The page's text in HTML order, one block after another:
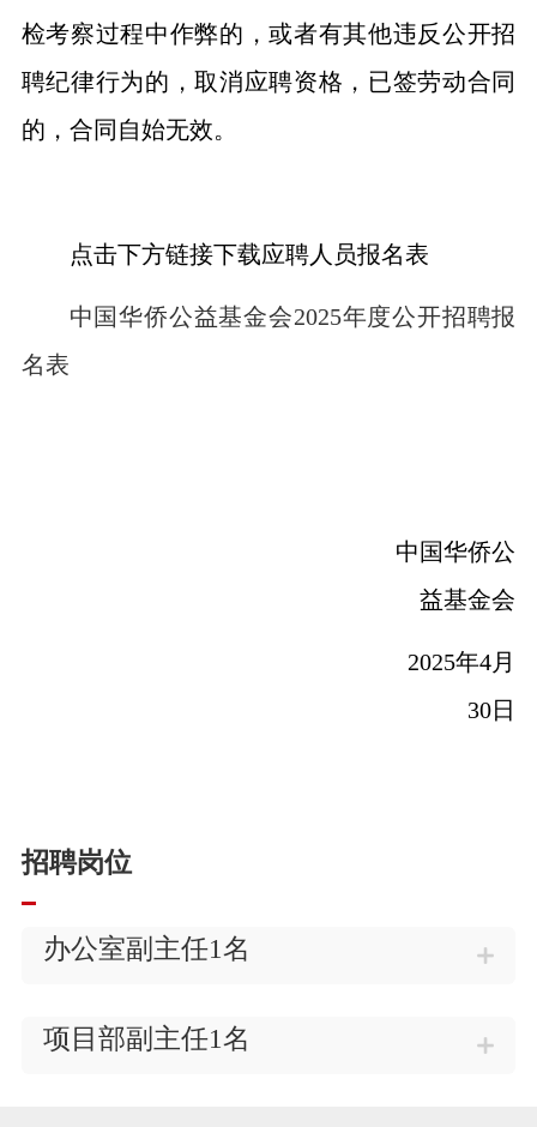
检考察过程中作弊的，或者有其他违反公开招
聘纪律行为的，取消应聘资格 ， 已签劳动合同
的，合同自始无效。
点击下方链接下载应聘人员报名表
中国华侨公益基金会2025年度公开招聘报
名表
中国华侨公
益基金会
2025年4月
30日
招聘岗位
办公室副主任1名
项目部副主任1名